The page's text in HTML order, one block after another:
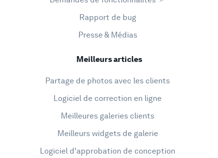
Rapport de bug
Presse & Médias
Meilleurs articles
Partage de photos avec les clients
Logiciel de correction en ligne
Meilleures galeries clients
Meilleurs widgets de galerie
Logiciel d'approbation de conception